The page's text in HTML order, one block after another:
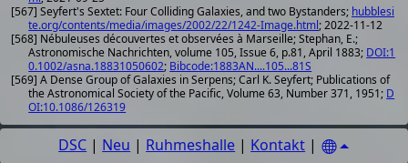
[567] Seyfert's Sextet: Four Colliding Galaxies, and two Bystanders; hubblesi
te.org/contents/media/images/2002/22/1242-Image.html; 2022-11-12
[568] Nébuleuses découvertes et observées à Marseille; Stephan, E.;
Astronomische Nachrichten, volume 105, Issue 6, p.81, April 1883; DOI:1
0.1002/asna.18831050602; Bibcode:1883AN....105...81S
[569] A Dense Group of Galaxies in Serpens; Carl K. Seyfert; Publications of
the Astronomical Society of the Pacific, Volume 63, Number 371, 1951; D
OI:10.1086/126319
DSC | Neu | Ruhmeshalle | Kontakt |